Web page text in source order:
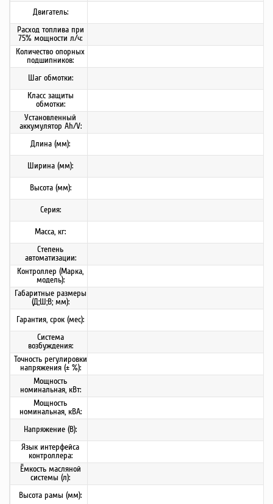
Двигатель:
Расход топлива при
75% мощности л/ч:
Количество опорных
подшипников:
Шаг обмотки:
Класс защиты
обмотки:
Установленный
аккумулятор Ah/V:
Длина (мм):
Ширина (мм):
Высота (мм):
Серия:
Масса, кг:
Степень
автоматизации:
Контроллер (Марка,
модель):
Габаритные размеры
(Д;Ш;В; мм):
Гарантия, срок (мес):
Система
возбуждения:
Точность регулировки
напряжения (± %):
Мощность
номинальная, кВт:
Мощность
номинальная, кВА:
Напряжение (В):
Язык интерфейса
контроллера:
Ёмкость масляной
системы (л):
Высота рамы (мм):